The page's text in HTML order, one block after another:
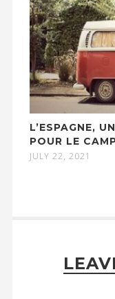
L’ESPAGNE,
POUR LE
JULY 22, 2021